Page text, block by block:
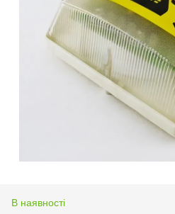
В наявності